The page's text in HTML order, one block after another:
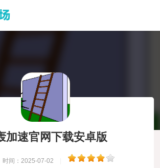
加速官网下载安卓版
时间：2025-07-02